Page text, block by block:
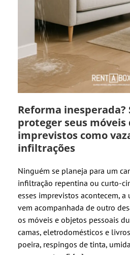
Reforma inesperada?
proteger seus
imprevistos como
infiltrações
Ninguém se planeja para um
infiltração repentina ou curto-
esses imprevistos acontecem, a
vem acompanhada de outro
os móveis e objetos pessoais
camas, eletrodomésticos e
poeira, respingos de tinta,